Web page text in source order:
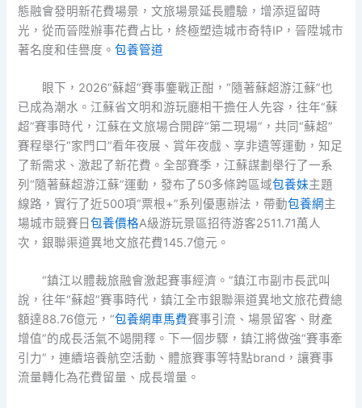
態融會發明新花費場景，文旅場景延長體驗，增添逗留時
光，從而晉陞辦事花費占比，終極塑造城市奇特IP，晉陞城市
著名度和佳譽度。包養管道
眼下，2026“蘇超”賽事鏖戰正酣，“隨著蘇超游江蘇”也
已成為潮水。江蘇省文明和游玩廳相干擔任人先容，往年“蘇
超”賽事時代，江蘇在文旅場合開辟“第二現場”，共同“蘇超”
賽程舉行“家門口”看年夜展、賞年夜戲、享非遺等運動，知足
了新需求、激起了新花費。全部賽季，江蘇謀劃舉行了一系
列“隨著蘇超游江蘇”運動，發布了50多條跨區域包養妹主題
線路，實行了近500項“票根+”系列優惠辦法，帶動包養網主
場城市競賽日包養價格A級游玩景區招待游客2511.71萬人
次，銀聯渠道異地文旅花費145.7億元。
“鎮江以體裁旅融會激起賽事經濟。”鎮江市副市長武叫
說，往年“蘇超”賽事時代，鎮江全市銀聯渠道異地文旅花費總
額達88.76億元，“包養網車馬費賽事引流、場景留客、財產
增值”的成長活氣不竭開釋。下一個步驟，鎮江將做強“賽事牽
引力”，連續培養航空活動、體旅賽事等特點brand，讓賽事
流量轉化為花費留量、成長增量。